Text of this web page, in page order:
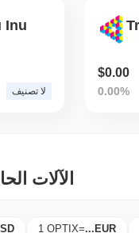
Inu
لا تصنيف
$0.00
0.00%
الآلات
1 OPTIX=...EUR